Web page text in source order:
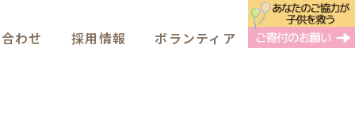
わせ 採用情報 ボランティア